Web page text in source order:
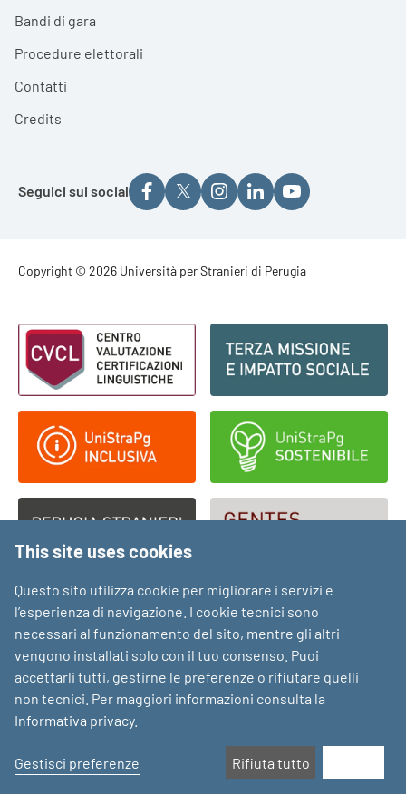
Bandi di gara
Procedure elettorali
Contatti
Credits
Seguici sui social
Footer - Copyright
Copyright © 2026 Università per Stranieri di Perugia
Footer - Loghi
This site uses cookies
Questo sito utilizza cookie per migliorare i servizi e
l’esperienza di navigazione. I cookie tecnici sono
necessari al funzionamento del sito, mentre gli altri
vengono installati solo con il tuo consenso. Puoi
accettarli tutti, gestirne le preferenze o rifiutare quelli
non tecnici. Per maggiori informazioni consulta la
Informativa privacy.
Gestisci preferenze Rifiuta tutto